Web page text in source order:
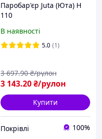
Паробар'єр Juta (Юта) H
110
В наявності
5.0 (1)
3 143.20₴/рулон
3 697.90 ₴/рулон
Купити
Покрівлі 100%